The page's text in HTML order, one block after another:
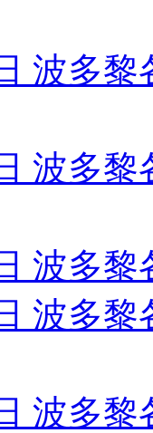
波多
波多
波多
波多
波多